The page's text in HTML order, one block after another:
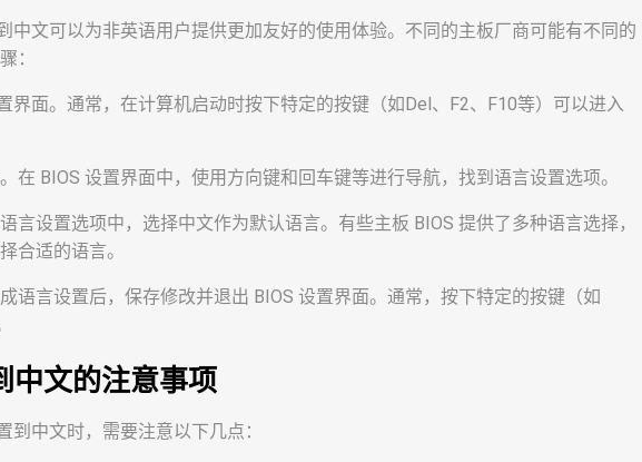
中文可以为非英语用户提供更加友好的使用体验。不同的主板厂商可能有不同的
：
界面。通常，在计算机启动时按下特定的按键（如Del、F2、F10等）可以进入
在 BIOS 设置界面中，使用方向键和回车键等进行导航，找到语言设置选项。
言设置选项中，选择中文作为默认语言。有些主板 BIOS 提供了多种语言选择，
合适的语言。
语言设置后，保存修改并退出 BIOS 设置界面。通常，按下特定的按键（如
中文的注意事项
中文时，需要注意以下几点：